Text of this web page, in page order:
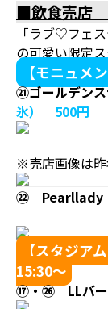
■飲食売店
「ラブ♡フェ
の可愛い限定
【モニュメ
㉑ゴールデン
氷） 500円
※売店画像は昨
㉒ Pearllady
【スタジア
15:30～
⑰・㉖ LLバ